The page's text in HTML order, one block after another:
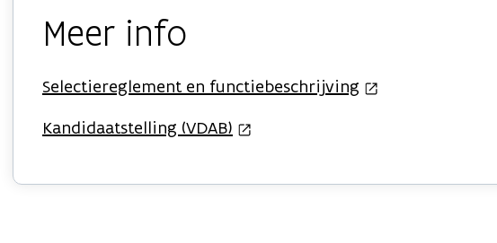
Meer info
Selectiereglement en functiebeschrijving
Kandidaatstelling (VDAB)